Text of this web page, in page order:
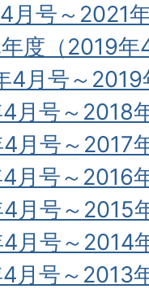
月号～2021
度（2019
4月号～2019
月号～2018
月号～2017
月号～2016
月号～2015
月号～2014
月号～2013